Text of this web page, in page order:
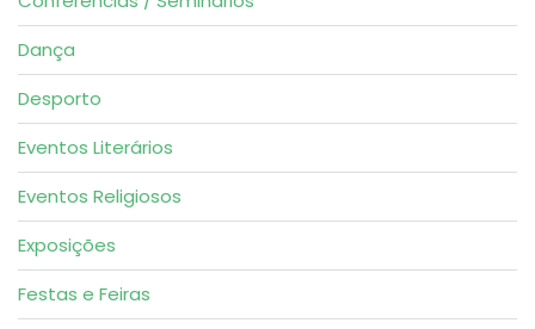
Dança
Desporto
Eventos Literários
Eventos Religiosos
Exposições
Festas e Feiras